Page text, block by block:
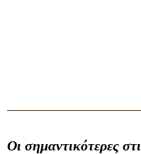
Οι σημαντικότερες